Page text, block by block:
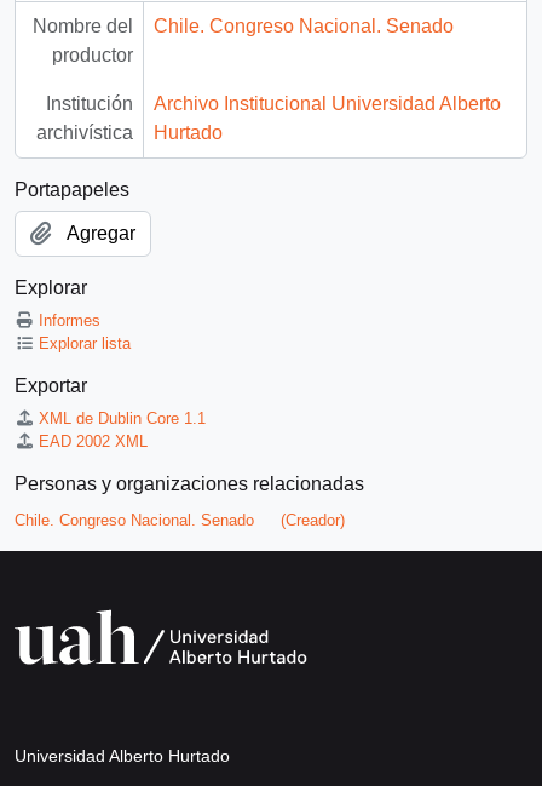
Nombre del
productor
Chile. Congreso Nacional. Senado
Institución
archivística
Archivo Institucional Universidad Alberto
Hurtado
Portapapeles
Agregar
Explorar
Informes
Explorar lista
Exportar
XML de Dublin Core 1.1
EAD 2002 XML
Personas y organizaciones relacionadas
Chile. Congreso Nacional. Senado (Creador)
Universidad Alberto Hurtado